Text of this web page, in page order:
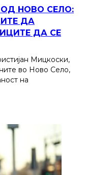
НОВО СЕЛО:
ДА
ДА СЕ
Мицкоски,
во Ново Село,
на